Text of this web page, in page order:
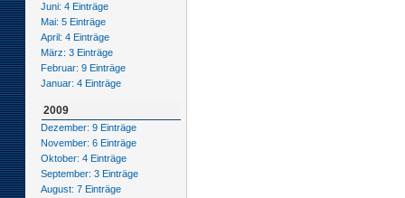
Juni: 4 Einträge
Mai: 5 Einträge
April: 4 Einträge
März: 3 Einträge
Februar: 9 Einträge
Januar: 4 Einträge
2009
Dezember: 9 Einträge
November: 6 Einträge
Oktober: 4 Einträge
September: 3 Einträge
August: 7 Einträge